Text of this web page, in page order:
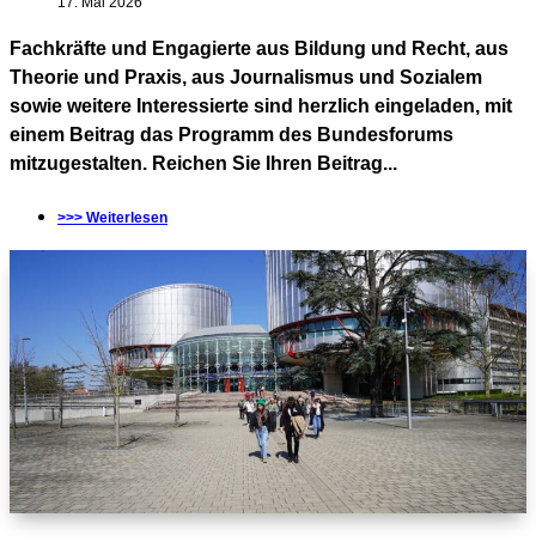
Fachkräfte und Engagierte aus Bildung und Recht, aus
Theorie und Praxis, aus Journalismus und Sozialem
sowie weitere Interessierte sind herzlich eingeladen, mit
einem Beitrag das Programm des Bundesforums
mitzugestalten. Reichen Sie Ihren Beitrag...
>>> Weiterlesen